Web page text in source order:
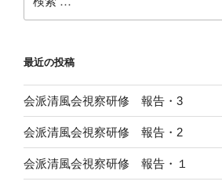
索:
最近の投稿
会派清風会視察研修 報告・3
会派清風会視察研修 報告・2
会派清風会視察研修 報告・１